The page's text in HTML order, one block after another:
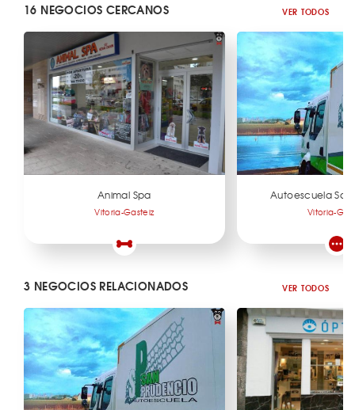
16 NEGOCIOS CERCANOS VER TODOS
Animal Spa
Vitoria-Gasteiz
Autoescuela
Vitoria-
3 NEGOCIOS RELACIONADOS VER TODOS